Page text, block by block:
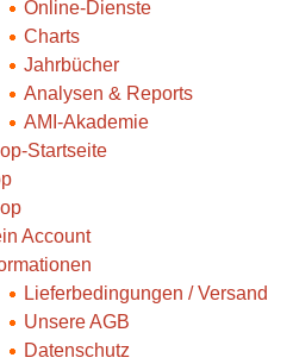
Online-Dienste
Charts
Jahrbücher
Analysen & Reports
AMI-Akademie
Startseite
Account
Lieferbedingungen / Versand
Unsere AGB
Datenschutz